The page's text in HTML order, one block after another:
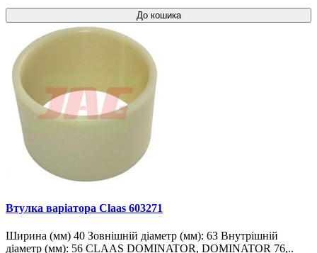
До кошика
Втулка варіатора Claas 603271
Ширина (мм) 40 Зовнішній діаметр (мм): 63 Внутрішній
діаметр (мм): 56 CLAAS DOMINATOR, DOMINATOR 76,..